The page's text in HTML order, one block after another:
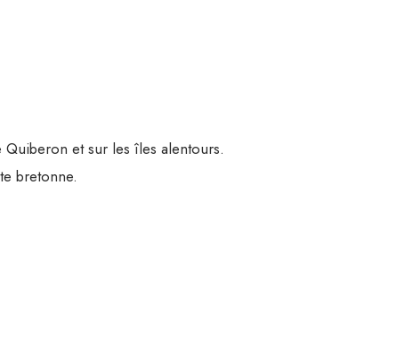
et sur les îles alentours.
bretonne.